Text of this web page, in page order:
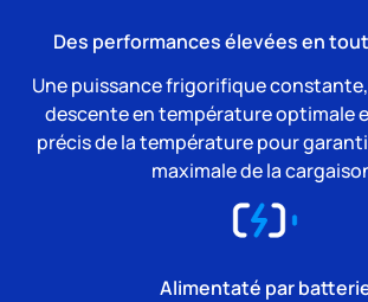
Des performances élevées en
Une puissance frigorifique
descente en température optimale
précis de la température pour
maximale de la
Alimentaté par